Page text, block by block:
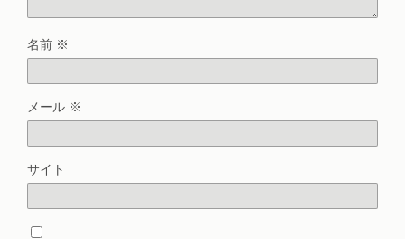
名前 ※
メール ※
サイト